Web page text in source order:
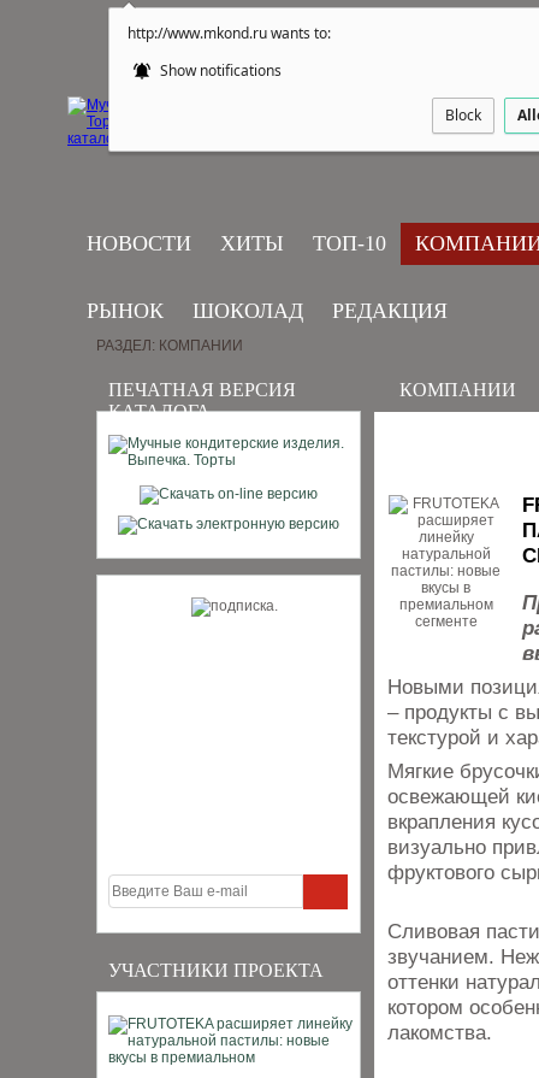
http://www.mkond.ru wants to:
Show notifications
Block
НОВОСТИ ХИТЫ ТОП-10
РЫНОК ШОКОЛАД РЕДАКЦИЯ
ПЕЧАТНАЯ ВЕРСИЯ
КАТАЛОГА
УЧАСТНИКИ ПРОЕКТА
РАЗДЕЛ: КОМПАНИИ
КОМПАНИИ
Новыми
– продукты с
текстурой и
Мягкие
освежающей
вкрапления
визуально
фруктового
Сливовая
звучанием.
оттенки
котором
лакомства.